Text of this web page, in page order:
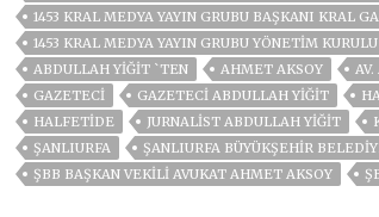
1453 KRAL MEDYA YAYIN GRUBU BAŞKANI KRAL
1453 KRAL MEDYA YAYIN GRUBU YÖNETIM
ABDULLAH YİĞİT `TEN
AHMET AKSOY
GAZETECİ
GAZETECİ ABDULLAH YİĞİT
HALFETIDE
JURNALIST ABDULLAH YIĞIT
ŞANLIURFA
ŞANLIURFA BÜYÜKŞEHIR
ŞBB BAŞKAN VEKİLİ AVUKAT AHMET AKSOY